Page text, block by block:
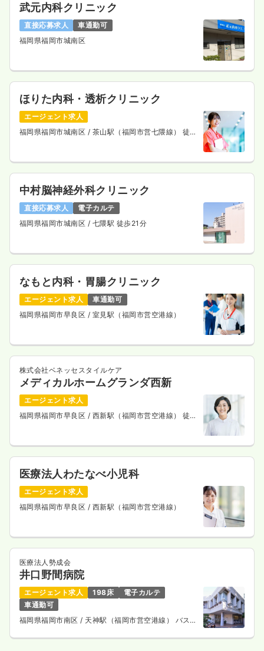
武元内科クリニック
直接応募求人
車通勤可
福岡県福岡市城南区
ほりた内科・透析クリニック
エージェント求人
福岡県福岡市城南区 / 茶山駅（福岡市営七隈線） 徒歩
中村脳神経外科クリニック
直接応募求人
電子カルテ
福岡県福岡市城南区 / 七隈駅 徒歩21分
なもと内科・胃腸クリニック
エージェント求人
車通勤可
福岡県福岡市早良区 / 室見駅（福岡市営空港線）
株式会社ベネッセスタイルケア
メディカルホームグランダ西新
エージェント求人
福岡県福岡市早良区 / 西新駅（福岡市営空港線） 徒歩
医療法人わたなべ小児科
エージェント求人
福岡県福岡市早良区 / 西新駅（福岡市営空港線）
医療法人勢成会
井口野間病院
エージェント求人 198床
電子カルテ
車通勤可
福岡県福岡市南区 / 天神駅（福岡市営空港線） バス